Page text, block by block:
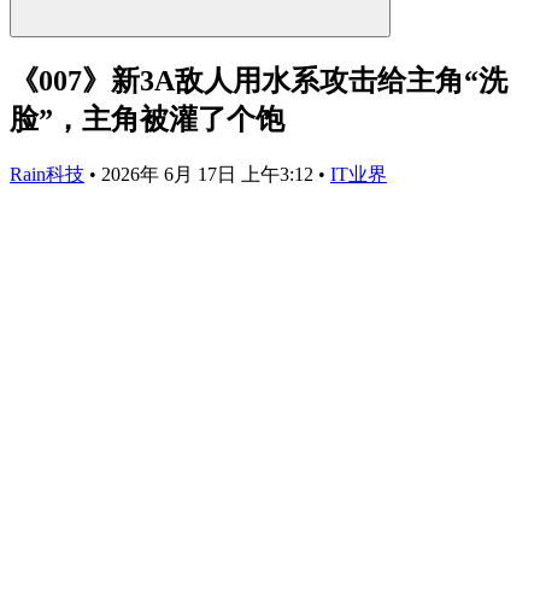
《007》新3A敌人用水系攻击给主角“洗
脸”，主角被灌了个饱
Rain科技 • 2026年 6月 17日 上午3:12 • IT业界